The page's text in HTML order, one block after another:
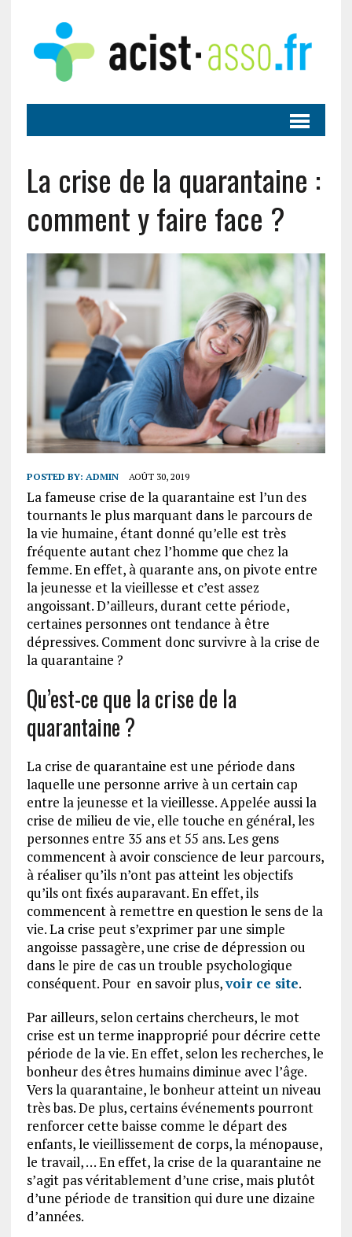
La crise de la quarantaine :
comment y faire face ?
POSTED BY: ADMIN AOÛT 30, 2019
La fameuse crise de la quarantaine est l’un des
tournants le plus marquant dans le parcours de
la vie humaine, étant donné qu’elle est très
fréquente autant chez l’homme que chez la
femme. En effet, à quarante ans, on pivote entre
la jeunesse et la vieillesse et c’est assez
angoissant. D’ailleurs, durant cette période,
certaines personnes ont tendance à être
dépressives. Comment donc survivre à la crise de
la quarantaine ?
Qu’est-ce que la crise de la
quarantaine ?
La crise de quarantaine est une période dans
laquelle une personne arrive à un certain cap
entre la jeunesse et la vieillesse. Appelée aussi la
crise de milieu de vie, elle touche en général, les
personnes entre 35 ans et 55 ans. Les gens
commencent à avoir conscience de leur parcours,
à réaliser qu’ils n’ont pas atteint les objectifs
qu’ils ont fixés auparavant. En effet, ils
commencent à remettre en question le sens de la
vie. La crise peut s’exprimer par une simple
angoisse passagère, une crise de dépression ou
dans le pire de cas un trouble psychologique
conséquent. Pour en savoir plus,voir ce site.
Par ailleurs, selon certains chercheurs, le mot
crise est un terme inapproprié pour décrire cette
période de la vie. En effet, selon les recherches, le
bonheur des êtres humains diminue avec l’âge.
Vers la quarantaine, le bonheur atteint un niveau
très bas. De plus, certains événements pourront
renforcer cette baisse comme le départ des
enfants, le vieillissement de corps, la ménopause,
le travail, … En effet, la crise de la quarantaine ne
s’agit pas véritablement d’une crise, mais plutôt
d’une période de transition qui dure une dizaine
d’années.